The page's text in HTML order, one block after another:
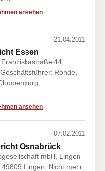
ansehen
21.04.2011
Essen
44,
Rohde,
ansehen
07.02.2011
Osnabrück
mbH, Lingen
Lingen. Nicht mehr